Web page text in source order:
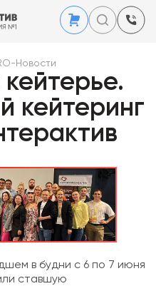
Новости
кейтеринг
в будни с 6 по 7 июня
ставшую